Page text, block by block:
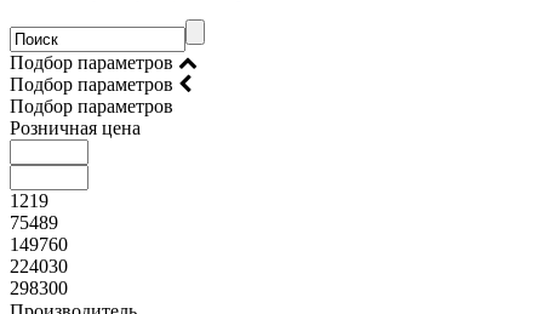
Подбор параметров
Подбор параметров
Подбор параметров
Розничная цена
1219
75489
149760
224030
298300